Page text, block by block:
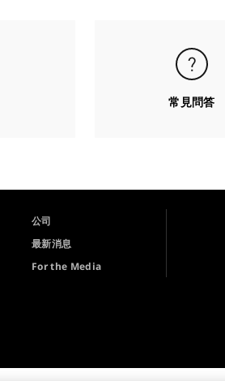
常見問答
公司
最新消息
For the Media